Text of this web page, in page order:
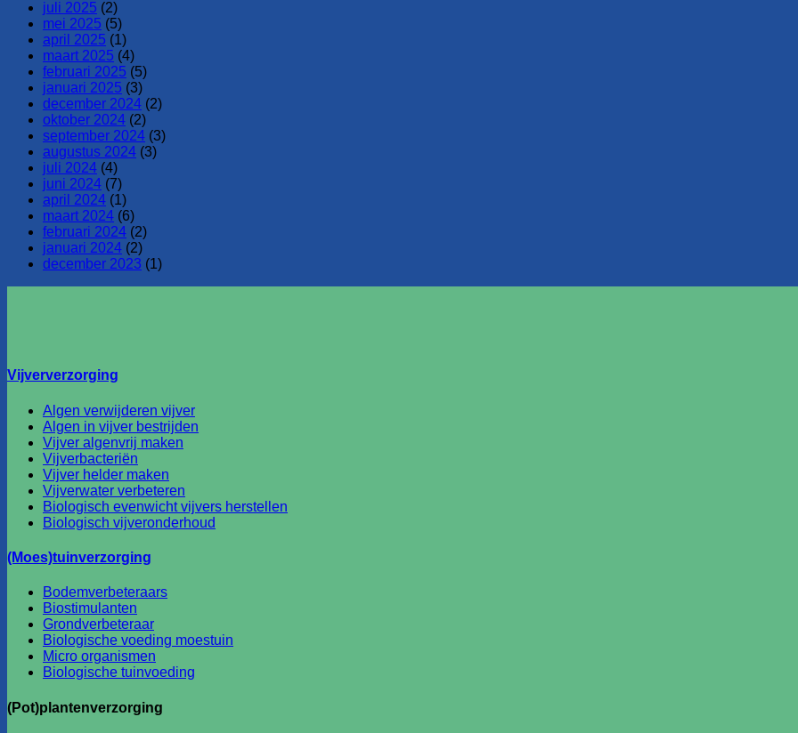
juli 2025 (2)
mei 2025 (5)
april 2025 (1)
maart 2025 (4)
februari 2025 (5)
januari 2025 (3)
december 2024 (2)
oktober 2024 (2)
september 2024 (3)
augustus 2024 (3)
juli 2024 (4)
juni 2024 (7)
april 2024 (1)
maart 2024 (6)
februari 2024 (2)
januari 2024 (2)
december 2023 (1)
Vijververzorging
Algen verwijderen vijver
Algen in vijver bestrijden
Vijver algenvrij maken
Vijverbacteriën
Vijver helder maken
Vijverwater verbeteren
Biologisch evenwicht vijvers herstellen
Biologisch vijveronderhoud
(Moes)tuinverzorging
Bodemverbeteraars
Biostimulanten
Grondverbeteraar
Biologische voeding moestuin
Micro organismen
Biologische tuinvoeding
(Pot)plantenverzorging